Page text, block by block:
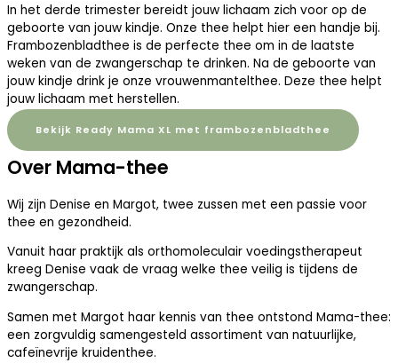
In het derde trimester bereidt jouw lichaam zich voor op de
geboorte van jouw kindje. Onze thee helpt hier een handje bij.
Frambozenbladthee is de perfecte thee om in de laatste
weken van de zwangerschap te drinken. Na de geboorte van
jouw kindje drink je onze vrouwenmantelthee. Deze thee helpt
jouw lichaam met herstellen.
Bekijk Ready Mama XL met frambozenbladthee
Over Mama-thee
Wij zijn Denise en Margot, twee zussen met een passie voor
thee en gezondheid.
Vanuit haar praktijk als orthomoleculair voedingstherapeut
kreeg Denise vaak de vraag welke thee veilig is tijdens de
zwangerschap.
Samen met Margot haar kennis van thee ontstond Mama-thee:
een zorgvuldig samengesteld assortiment van natuurlijke,
cafeïnevrije kruidenthee.